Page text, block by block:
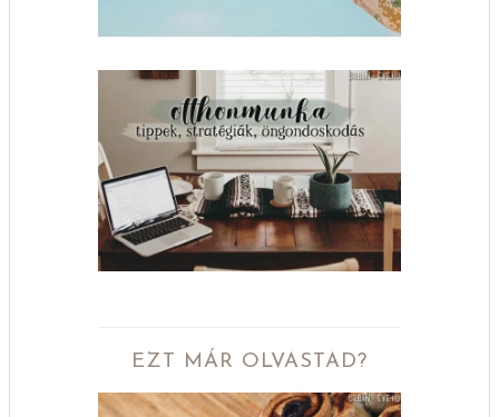
EZT MÁR OLVASTAD?